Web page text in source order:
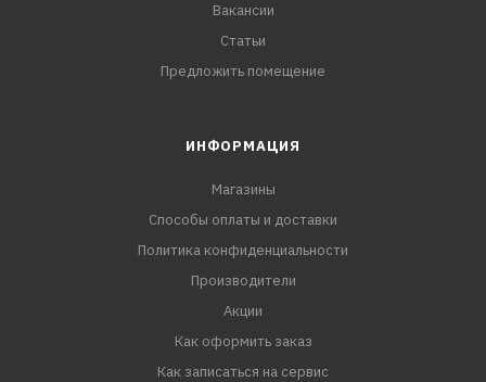
Вакансии
Статьи
Предложить помещение
ИНФОРМАЦИЯ
Магазины
Способы оплаты и доставки
Политика конфиденциальности
Производители
Акции
Как оформить заказ
Как записаться на сервис